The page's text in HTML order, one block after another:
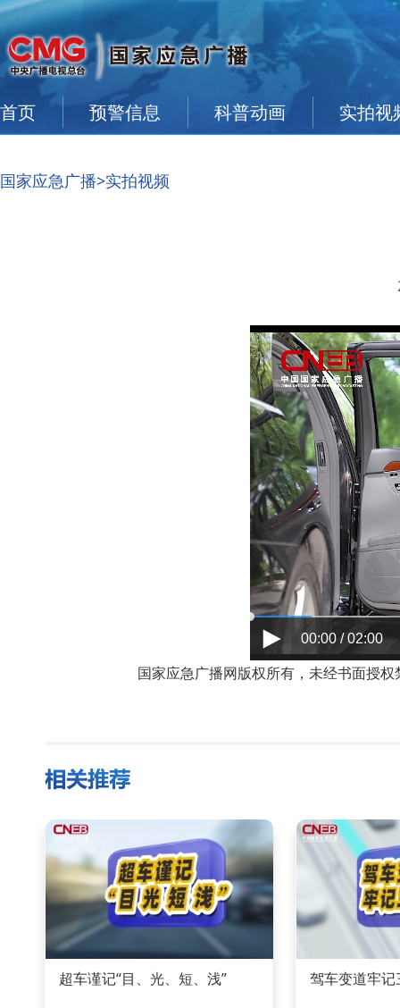
首页 预警信息 科普动画 实拍视
国家应急广播>实拍视频
00:00 / 02:00
国家应急广播网版权所有，未经书面授权
超车谨记“目、光、短、浅” 驾车变道牢记